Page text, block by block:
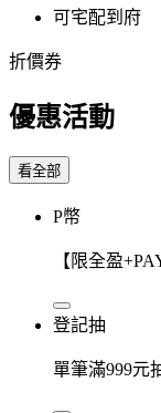
可宅配到府
折價券
優惠活動
看全部
P幣
【限全盈
登記抽
單筆滿999元